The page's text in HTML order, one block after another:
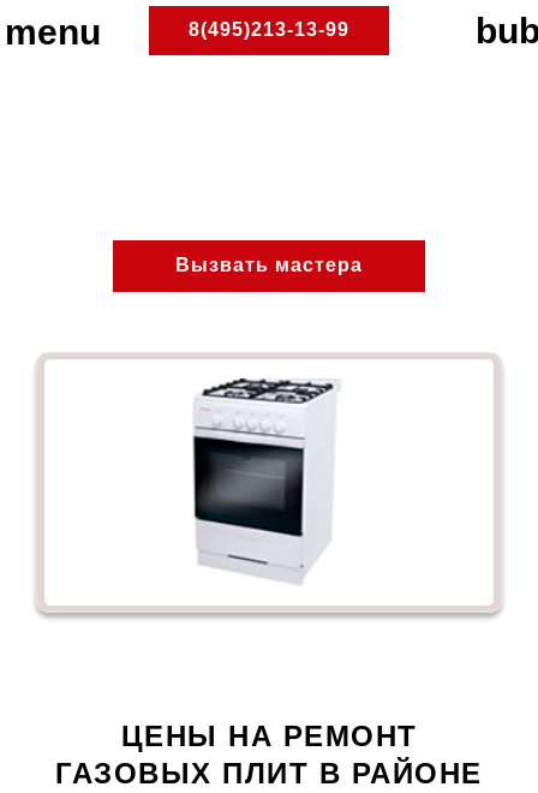
8(495)213-13-99
Вызвать мастера
ЦЕНЫ НА РЕМОНТ
ГАЗОВЫХ ПЛИТ В РАЙОНЕ